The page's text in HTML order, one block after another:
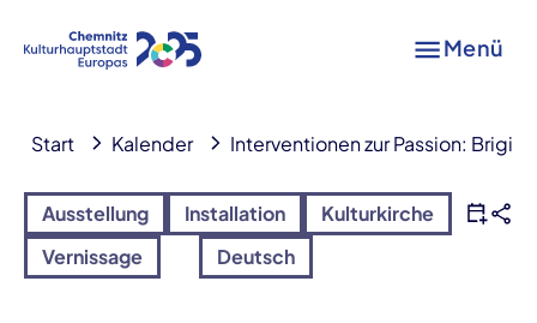
Menü
Start Kalender Interventionen zur Passion:
Ausstellung Installation
Kulturkirche
Vernissage
Deutsch